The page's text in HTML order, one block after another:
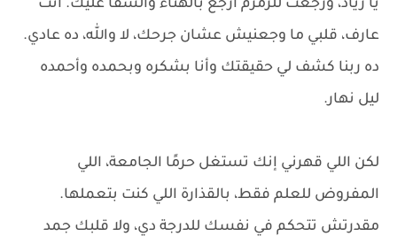
يا زياد، ورجعت للرمرم أرجع بالهناء والشفا عليك. أنتَ
عارف، قلبي ما وجعنيش عشان جرحك، لا والله، ده عادي.
ده ربنا كشف لي حقيقتك وأنا بشكره وبحمده وأحمده
ليل نهار.
لكن اللي قهرني إنك تستغل حرمًا الجامعة، اللي
المفروض للعلم فقط، بالقذارة اللي كنت بتعملها.
مقدرتش تتحكم في نفسك للدرجة دي، ولا قلبك جمد